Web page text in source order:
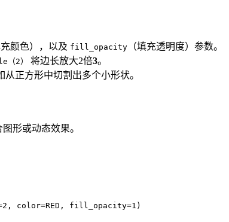
充颜色），以及 fill_opacity （填充透明度）参数。
2） 将边长放大2倍3。
正方形中切割出多个小形状。
形或动态效果。
color=RED, fill_opacity=1)